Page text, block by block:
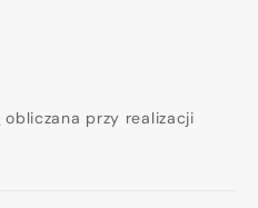
obliczana przy realizacji